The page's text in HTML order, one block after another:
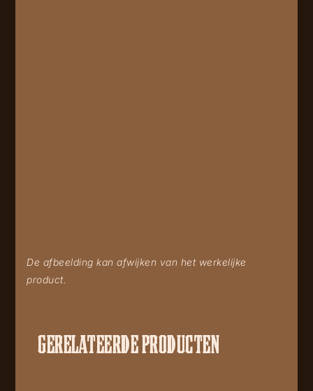
De afbeelding kan afwijken van het werkelijke
product.
GERELATEERDE PRODUCTEN